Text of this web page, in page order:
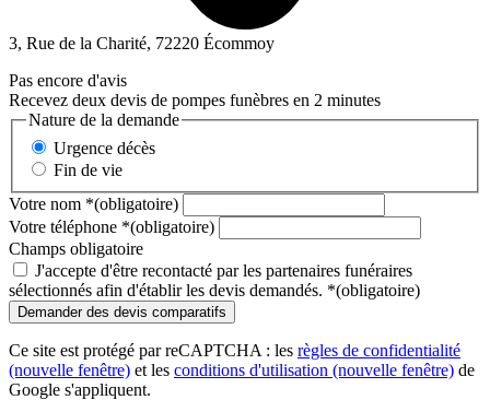
3, Rue de la Charité, 72220 Écommoy
Pas encore d'avis
Recevez deux devis de pompes funèbres en 2 minutes
Nature de la demande
Urgence décès
Fin de vie
Votre nom *(obligatoire)
Votre téléphone *(obligatoire)
Champs obligatoire
J'accepte d'être recontacté par les partenaires funéraires
sélectionnés afin d'établir les devis demandés. *(obligatoire)
Ce site est protégé par reCAPTCHA : les règles de confidentialité
(nouvelle fenêtre) et les conditions d'utilisation (nouvelle fenêtre) de
Google s'appliquent.